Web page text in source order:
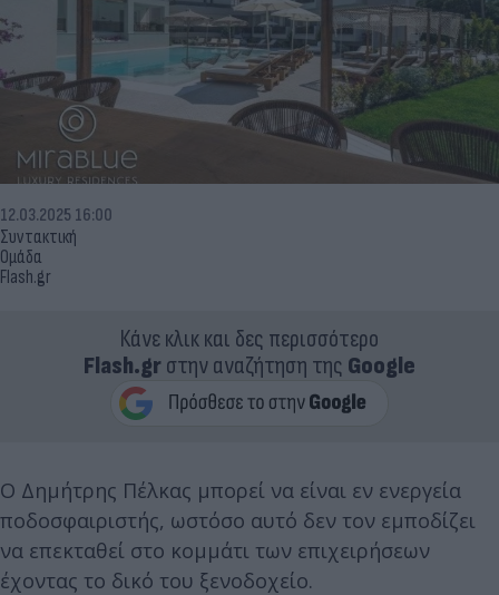
Συντακτική
Ομάδα
Flash.gr
12.03.2025 16:00
Κάνε κλικ και δες περισσότερο
Flash.grστην αναζήτηση της Google
Ο Δημήτρης Πέλκας μπορεί να είναι εν ενεργεία
ποδοσφαιριστής, ωστόσο αυτό δεν τον εμποδίζει
να επεκταθεί στο κομμάτι των επιχειρήσεων
έχοντας το δικό του ξενοδοχείο.